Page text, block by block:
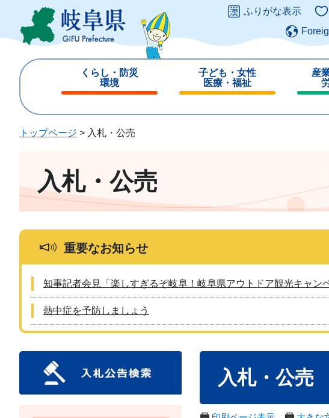
ジ
ュ
ふりがな表示
くらし・防災
環境
じ
子ども・女性
医療・福祉
じ
産
じ
トップページ > 入札・公売
入札・公売
重要なお知らせ
知事記者会見「楽しすぎるぞ岐阜！岐阜県アウトドア観光キャン
熱中症を予防しましょう
入札・公売